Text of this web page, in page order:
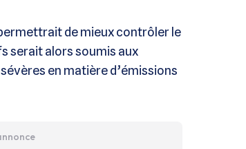
de mieux contrôler le
serait alors soumis aux
en matière d’émissions